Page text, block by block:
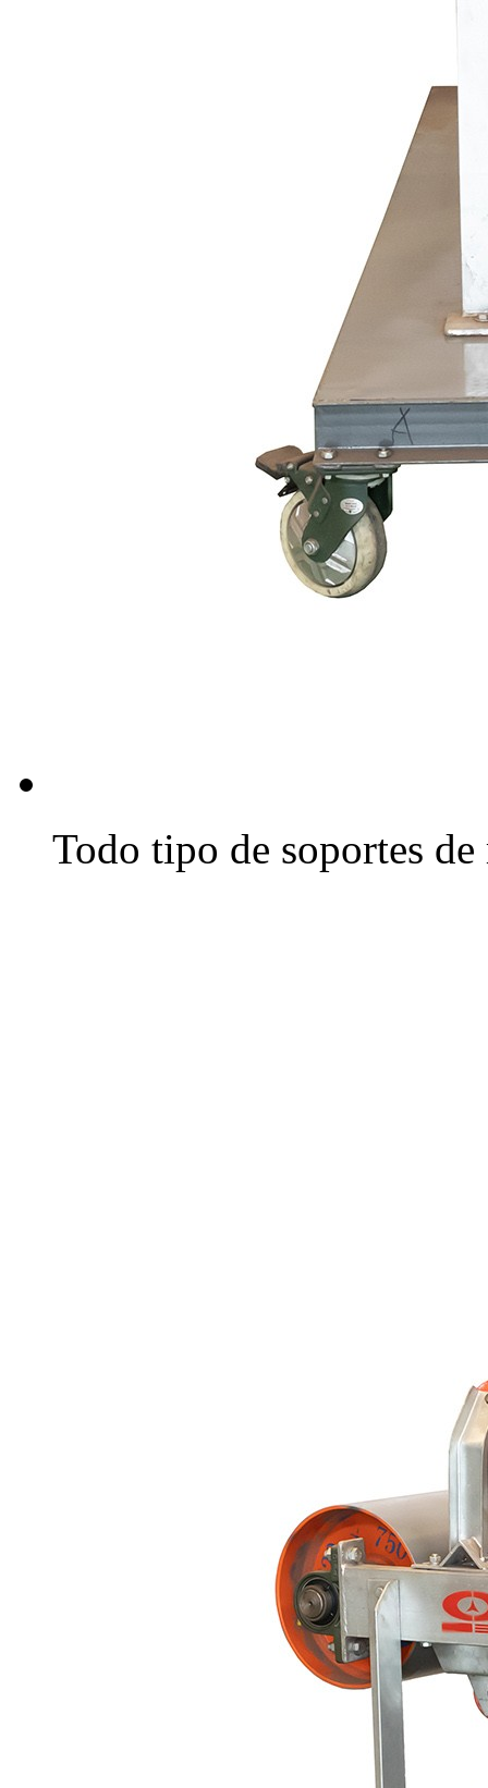
Todo tipo de soportes